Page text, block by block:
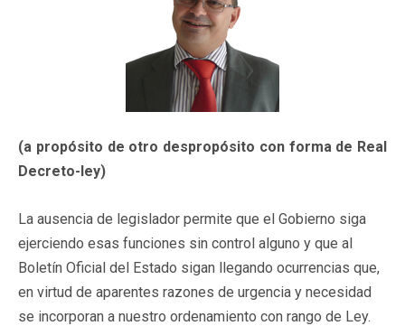
(a propósito de otro despropósito con forma de Real
Decreto-ley)
La ausencia de legislador permite que el Gobierno siga
ejerciendo esas funciones sin control alguno y que al
Boletín Oficial del Estado sigan llegando ocurrencias que,
en virtud de aparentes razones de urgencia y necesidad
se incorporan a nuestro ordenamiento con rango de Ley.